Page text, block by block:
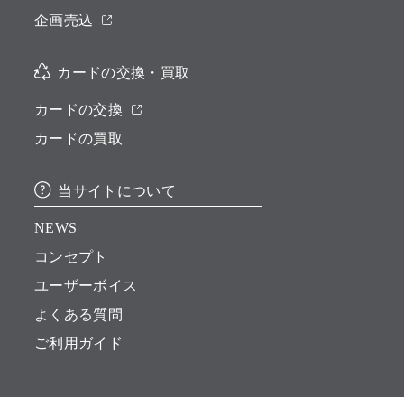
企画売込
カードの交換・買取
カードの交換
カードの買取
当サイトについて
NEWS
コンセプト
ユーザーボイス
よくある質問
ご利用ガイド